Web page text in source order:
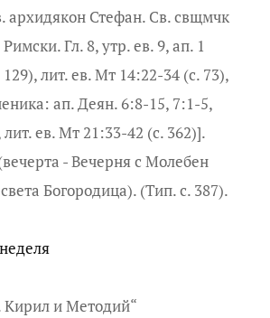
архидякон Стефан. Св. свщмчк
Гл. 8, утр. ев. 9, ап. 1
лит. ев. Мт 14:22-34 (с. 73),
ап. Деян. 6:8-15, 7:1-5,
лит. ев. Мт 21:33-42 (с. 362)].
- Вечерня с Молебен
Богородица). (Тип. с. 387).
неделя
Кирил и Методий“